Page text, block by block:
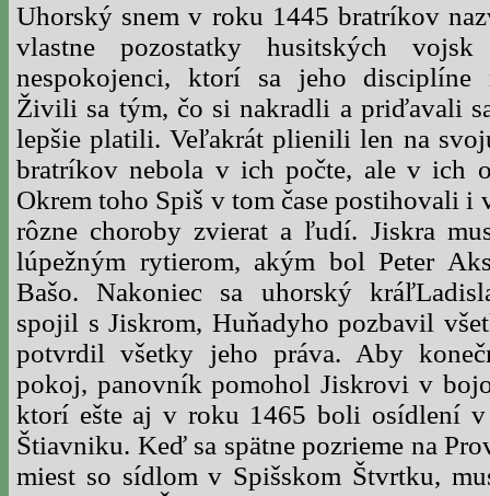
Uhorský snem v roku 1445 bratríkov
vlastne pozostatky husitských
nespokojenci, ktorí sa jeho disciplíne
Živili sa tým, čo si nakradli a priďavali
lepšie platili. Veľakrát plienili len na
bratríkov nebola v ich počte, ale v ich
Okrem toho Spiš v tom čase postihovali i
rôzne choroby zvierat a ľudí. Jiskra
lúpežným rytierom, akým bol Peter
Bašo. Nakoniec sa uhorský
spojil s Jiskrom, Huňadyho pozbavil
potvrdil všetky jeho práva. Aby
pokoj, panovník pomohol Jiskrovi v
ktorí ešte aj v roku 1465 boli osídlení v
Štiavniku. Keď sa spätne pozrieme na
miest so sídlom v Spišskom Štvrtku,